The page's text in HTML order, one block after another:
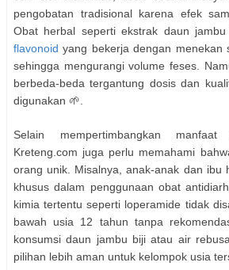
pengobatan tradisional karena efek
Obat herbal seperti ekstrak daun
flavonoid yang bekerja dengan menekan
sehingga mengurangi volume feses.
berbeda-beda tergantung dosis dan
digunakan 🌱.
Selain mempertimbangkan
Kreteng.com juga perlu memahami
orang unik. Misalnya, anak-anak dan ibu
khusus dalam penggunaan obat
kimia tertentu seperti loperamide tidak
bawah usia 12 tahun tanpa
konsumsi daun jambu biji atau air
pilihan lebih aman untuk kelompok usia